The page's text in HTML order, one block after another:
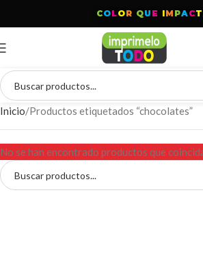
COLOR QU E IM PACT
Inicio Productos etiquetados “chocolates”
No se han encontrado productos que